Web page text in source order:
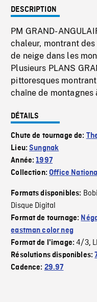
DESCRIPTION
PM GRAND-
chaleur, montrant
de neige dans les
Plusieurs PLANS
pittoresques
chaîne de montagnes
DÉTAILS
Chute de tournage de:
Lieu:Sungnak
Année:1997
Collection:Office
Formats disponibles:
Disque Digital
Format de tournage:
eastman color neg
Format de l'image:4/3,
Résolutions disponibles:
Cadence: 29.97